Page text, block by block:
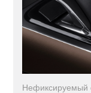
Нефиксируемый